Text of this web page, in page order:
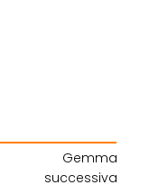
Gemma
successiva